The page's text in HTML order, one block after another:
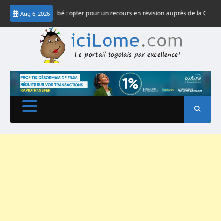
Skip
content
Aug 6, 2026
Gnassingbé : opter pour un recours en révision auprès de la CJ-CEDEAO